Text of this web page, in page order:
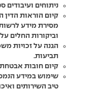
ניתוחים ועיבודים
קיום הוראות הדין
מסירת מידע
וביקורות החלים
הגנה על זכויות
תביעות.
קיום חובות
שימוש במידע
טיב השירותים